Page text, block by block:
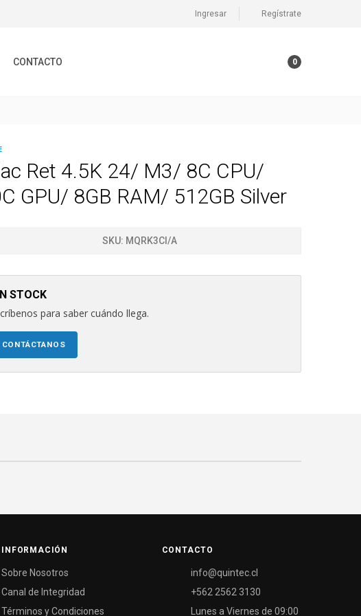
Ingresar Regístrate
CONTACTO 0
Ret 4.5K 24/ M3/ 8C CPU/
GPU/ 8GB RAM/ 512GB Silver
SKU: MQRK3CI/A
STOCK
para saber cuándo llega.
CONTÁCTANOS
INFORMACIÓN
Sobre Nosotros
Canal de Integridad
Términos y Condiciones
CONTACTO
info@quintec.cl
+562 2562 3130
Lunes a Viernes de 09:00